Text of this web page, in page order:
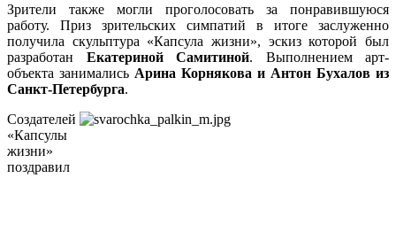
Зрители также могли проголосовать за понравившуюся
работу. Приз зрительских симпатий в итоге заслуженно
получила скульптура «Капсула жизни», эскиз которой был
разработан Екатериной Самитиной. Выполнением арт-
объекта занимались Арина Корнякова и Антон Бухалов из
Санкт-Петербурга.
Создателей
«Капсулы
жизни»
поздравил